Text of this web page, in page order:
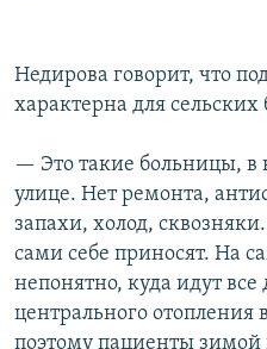
Недирова говорит, что
характерна для
— Это такие больницы, в
улице. Нет ремонта,
запахи, холод,
сами себе приносят. На
непонятно, куда идут
центрального отопления
поэтому пациенты зимой